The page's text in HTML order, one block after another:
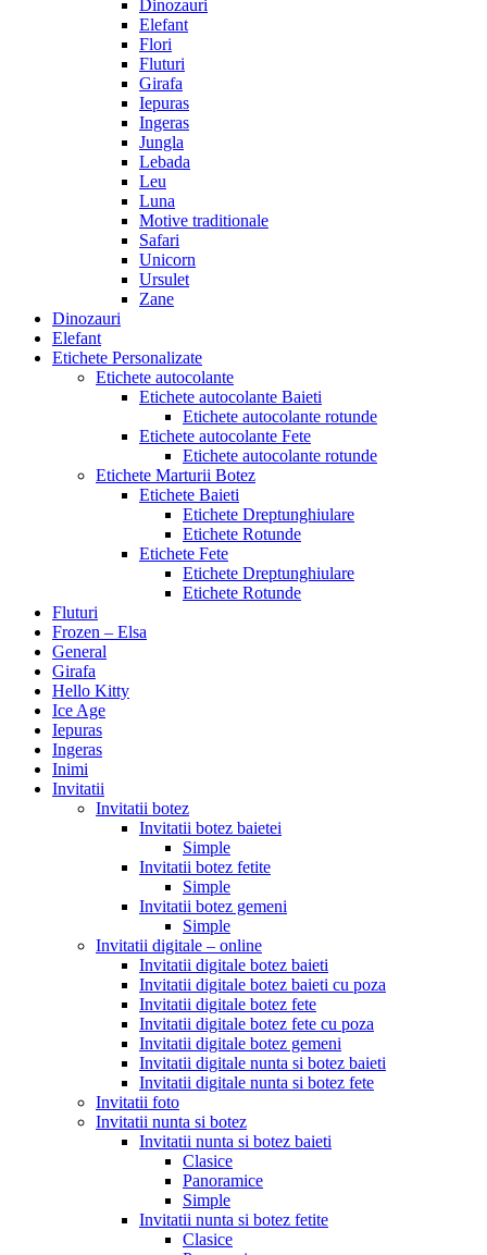
Dinozauri
Elefant
Flori
Fluturi
Girafa
Iepuras
Ingeras
Jungla
Lebada
Leu
Luna
Motive traditionale
Safari
Unicorn
Ursulet
Zane
Dinozauri
Elefant
Etichete Personalizate
Etichete autocolante
Etichete autocolante Baieti
Etichete autocolante rotunde
Etichete autocolante Fete
Etichete autocolante rotunde
Etichete Marturii Botez
Etichete Baieti
Etichete Dreptunghiulare
Etichete Rotunde
Etichete Fete
Etichete Dreptunghiulare
Etichete Rotunde
Fluturi
Frozen – Elsa
General
Girafa
Hello Kitty
Ice Age
Iepuras
Ingeras
Inimi
Invitatii
Invitatii botez
Invitatii botez baietei
Simple
Invitatii botez fetite
Simple
Invitatii botez gemeni
Simple
Invitatii digitale – online
Invitatii digitale botez baieti
Invitatii digitale botez baieti cu poza
Invitatii digitale botez fete
Invitatii digitale botez fete cu poza
Invitatii digitale botez gemeni
Invitatii digitale nunta si botez baieti
Invitatii digitale nunta si botez fete
Invitatii foto
Invitatii nunta si botez
Invitatii nunta si botez baieti
Clasice
Panoramice
Simple
Invitatii nunta si botez fetite
Clasice